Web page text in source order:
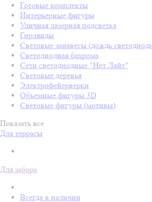
Готовые комплекты
Интерьерные фигуры
Уличная лазерная подсветка
Гирлянды
Световые занавесы (дождь
Светодиодная бахрома
Сети светодиодные "Нет Лайт"
Световые деревья
Электрофейерверки
Объемные фигуры 3D
Световые фигуры (мотивы)
Показать все
Для террасы
Для забора
Всегда в наличии